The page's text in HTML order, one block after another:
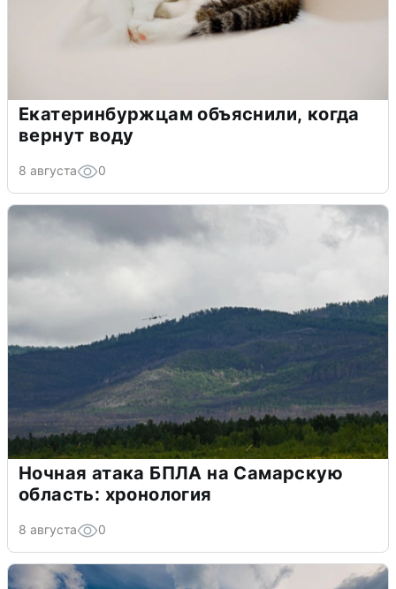
Екатеринбуржцам объяснили, когда
вернут воду
8 августа 0
Ночная атака БПЛА на Самарскую
область: хронология
8 августа 0